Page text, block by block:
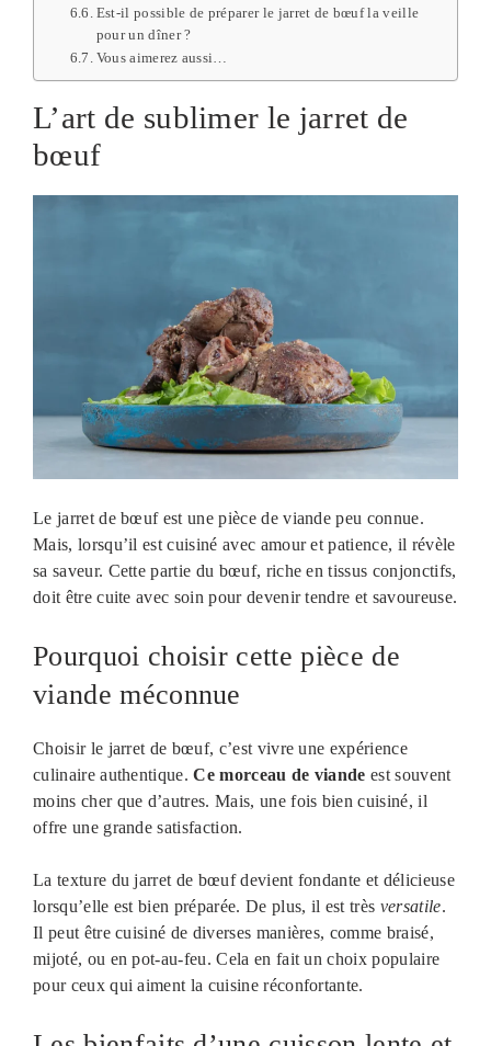
Est-il possible de préparer le jarret de bœuf la veille
pour un dîner ?
Vous aimerez aussi…
L’art de sublimer le jarret de
bœuf
Le jarret de bœuf est une pièce de viande peu connue.
Mais, lorsqu’il est cuisiné avec amour et patience, il révèle
sa saveur. Cette partie du bœuf, riche en tissus conjonctifs,
doit être cuite avec soin pour devenir tendre et savoureuse.
Pourquoi choisir cette pièce de
viande méconnue
Choisir le jarret de bœuf, c’est vivre une expérience
culinaire authentique.Ce morceau de viande est souvent
moins cher que d’autres. Mais, une fois bien cuisiné, il
offre une grande satisfaction.
La texture du jarret de bœuf devient fondante et délicieuse
lorsqu’elle est bien préparée. De plus, il est très versatile.
Il peut être cuisiné de diverses manières, comme braisé,
mijoté, ou en pot-au-feu. Cela en fait un choix populaire
pour ceux qui aiment la cuisine réconfortante.